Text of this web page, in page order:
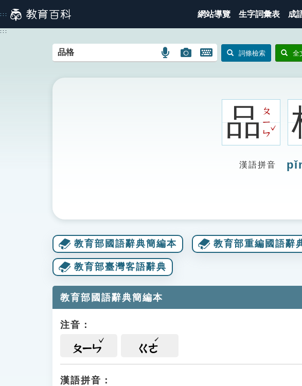
到
主
::: 網站導覽 生字詞彙表 成
:::
語
搜
圖
搜
開
鍵
詞條檢索 全
品ㄆ
ㄧ
ㄣ
ˇ
漢語拼音
教育部國語辭典簡編本 教育部重編國語辭
教育部臺灣客語辭典
教育部國語辭典簡編本
注音：
ㄆㄧㄣ ㄍㄜ
漢語拼音：